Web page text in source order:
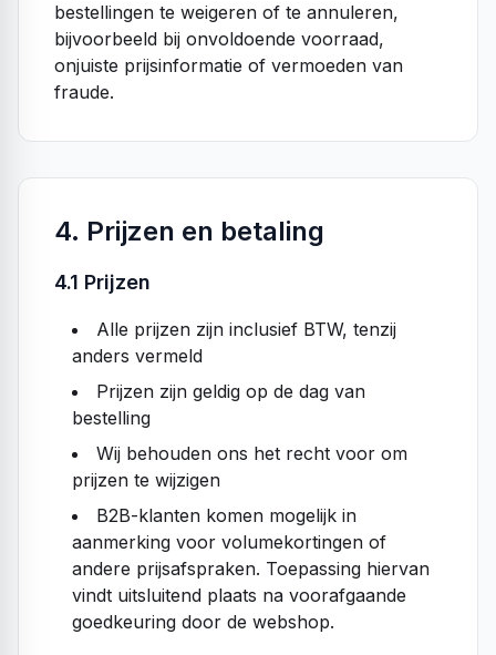
bestellingen te weigeren of te annuleren,
bijvoorbeeld bij onvoldoende voorraad,
onjuiste prijsinformatie of vermoeden van
fraude.
4. Prijzen en betaling
4.1 Prijzen
Alle prijzen zijn inclusief BTW, tenzij
anders vermeld
Prijzen zijn geldig op de dag van
bestelling
Wij behouden ons het recht voor om
prijzen te wijzigen
B2B-klanten komen mogelijk in
aanmerking voor volumekortingen of
andere prijsafspraken. Toepassing hiervan
vindt uitsluitend plaats na voorafgaande
goedkeuring door de webshop.